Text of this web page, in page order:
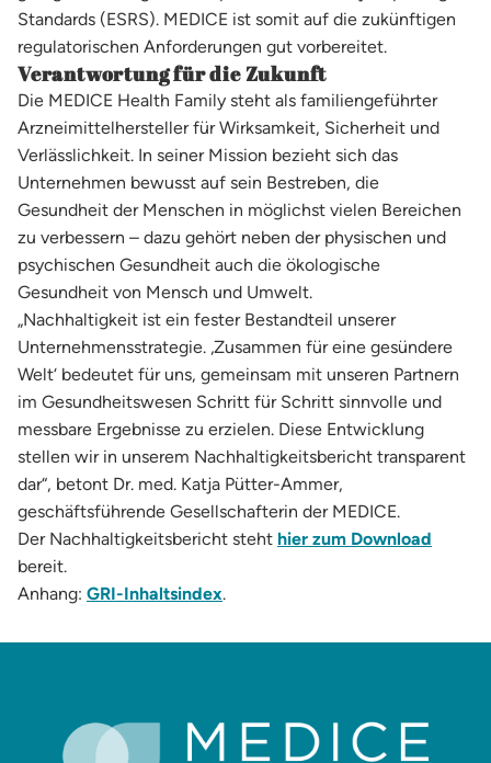
Standards (ESRS). MEDICE ist somit auf die zukünftigen
regulatorischen Anforderungen gut vorbereitet.
Verantwortung für die Zukunft
Die MEDICE Health Family steht als familiengeführter
Arzneimittelhersteller für Wirksamkeit, Sicherheit und
Verlässlichkeit. In seiner Mission bezieht sich das
Unternehmen bewusst auf sein Bestreben, die
Gesundheit der Menschen in möglichst vielen Bereichen
zu verbessern – dazu gehört neben der physischen und
psychischen Gesundheit auch die ökologische
Gesundheit von Mensch und Umwelt.
„Nachhaltigkeit ist ein fester Bestandteil unserer
Unternehmensstrategie. ‚Zusammen für eine gesündere
Welt‘ bedeutet für uns, gemeinsam mit unseren Partnern
im Gesundheitswesen Schritt für Schritt sinnvolle und
messbare Ergebnisse zu erzielen. Diese Entwicklung
stellen wir in unserem Nachhaltigkeitsbericht transparent
dar“, betont Dr. med. Katja Pütter-Ammer,
geschäftsführende Gesellschafterin der MEDICE.
Der Nachhaltigkeitsbericht steht hier zum Download
bereit.
Anhang: GRI-Inhaltsindex.